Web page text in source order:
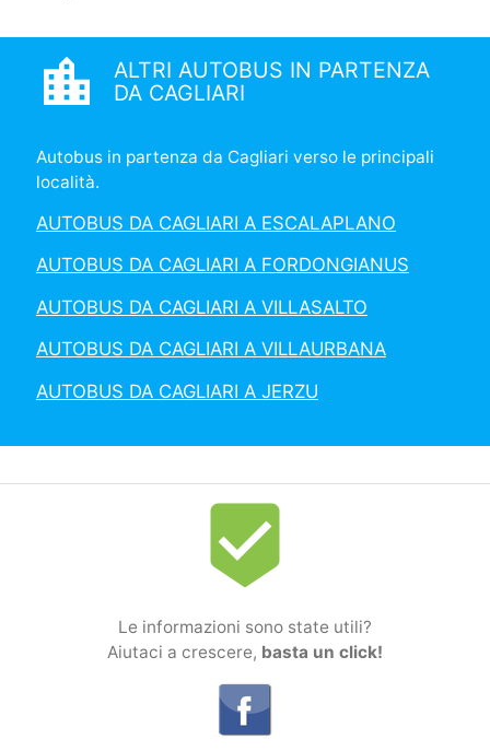
location_city
ALTRI AUTOBUS IN PARTENZA
DA CAGLIARI
Autobus in partenza da Cagliari verso le principali
località.
AUTOBUS DA CAGLIARI A ESCALAPLANO
AUTOBUS DA CAGLIARI A FORDONGIANUS
AUTOBUS DA CAGLIARI A VILLASALTO
AUTOBUS DA CAGLIARI A VILLAURBANA
AUTOBUS DA CAGLIARI A JERZU
beenhere
Le informazioni sono state utili?
Aiutaci a crescere, basta un click!